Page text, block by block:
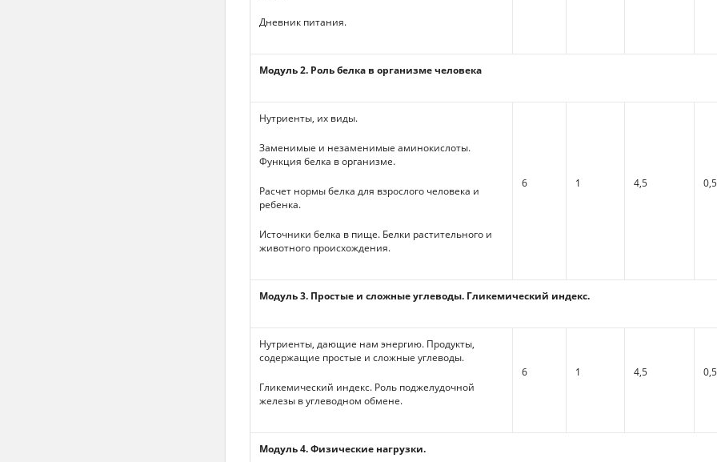
Дневник питания.
Модуль 2. Роль белка в организме человека
Нутриенты, их виды.
Заменимые и незаменимые аминокислоты.
Функция белка в организме.
Расчет нормы белка для взрослого человека и
ребенка.
Источники белка в пище. Белки растительного и
животного происхождения.
6 1 4,5 0,5
Модуль 3. Простые и сложные углеводы. Гликемический индекс.
Нутриенты, дающие нам энергию. Продукты,
содержащие простые и сложные углеводы.
Гликемический индекс. Роль поджелудочной
железы в углеводном обмене.
6 1 4,5 0,5
Модуль 4. Физические нагрузки.